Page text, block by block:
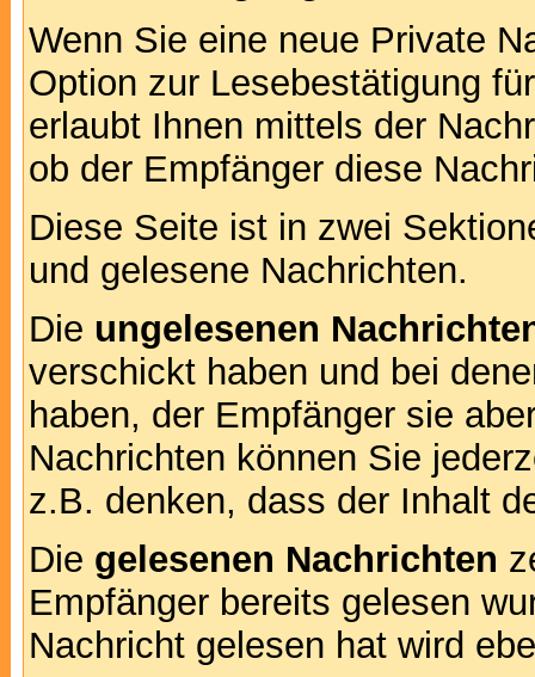
Wenn Sie eine neue Private
Option zur Lesebestätigung
erlaubt Ihnen mittels der
ob der Empfänger diese
Diese Seite ist in zwei
und gelesene Nachrichten.
Die ungelesenen
verschickt haben und bei
haben, der Empfänger sie
Nachrichten können Sie
z.B. denken, dass der Inhalt
Die gelesenen Nachrichten
Empfänger bereits gelesen
Nachricht gelesen hat wird